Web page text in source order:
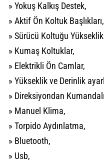
» Yokuş Kalkış Destek,
» Aktif Ön Koltuk Başlıkları,
» Sürücü Koltuğu Yükseklik
» Kumaş Koltuklar,
» Elektrikli Ön Camlar,
» Yükseklik ve Derinlik
» Direksiyondan
» Manuel Klima,
» Torpido Aydınlatma,
» Bluetooth,
» Usb,